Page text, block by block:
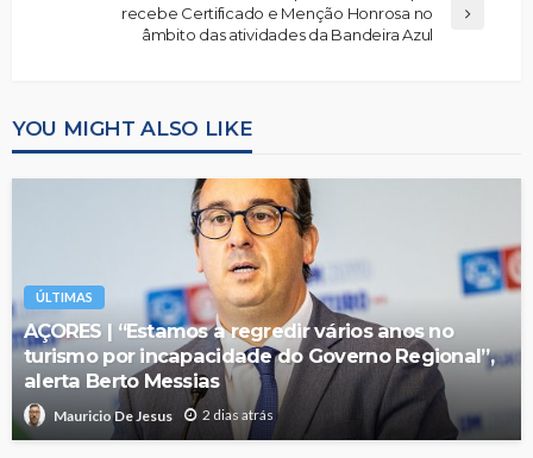
recebe Certificado e Menção Honrosa no
âmbito das atividades da Bandeira Azul
YOU MIGHT ALSO LIKE
ÚLTIMAS
AÇORES | “Estamos a regredir vários anos no
turismo por incapacidade do Governo Regional”,
alerta Berto Messias
Mauricio De Jesus 2 dias atrás